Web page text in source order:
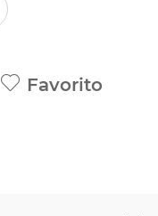
Favorito